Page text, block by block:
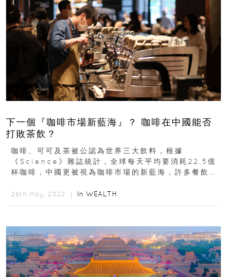
下一個『咖啡市場新藍海』？ 咖啡在中國能否
打敗茶飲？
咖啡、可可及茶被公認為世界三大飲料，根據
《Science》雜誌統計，全球每天平均要消耗22.5億
杯咖啡，中國更被視為咖啡市場的新藍海，許多餐飲業
26th May, 2022 ｜ In WEALTH